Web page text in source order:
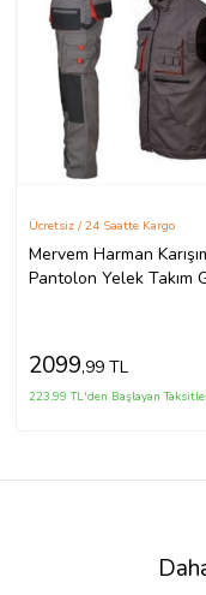
Mervem Harman
Pantolon Yelek Takım
Ücretsiz / 24 Saatte Kargo
2099,99 TL
223,99 TL'den Başlayan